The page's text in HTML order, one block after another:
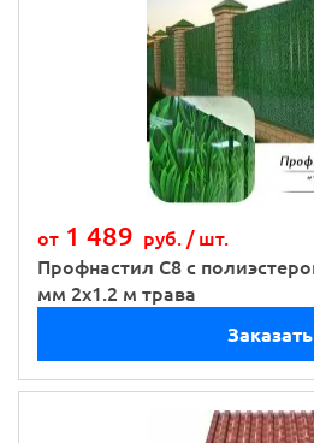
от 1 489 руб. / шт.
Профнастил С8 с
мм 2х1.2 м трава
Заказать